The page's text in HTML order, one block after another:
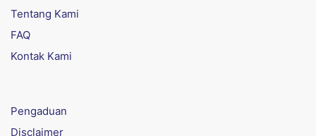
Tentang Kami
FAQ
Kontak Kami
Pengaduan
Disclaimer